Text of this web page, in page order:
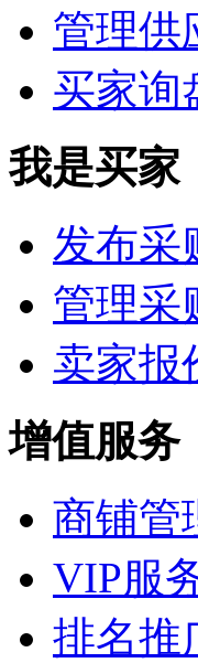
管理供
买家询
我是买家
发布采
管理采
卖家报
增值服务
商铺管
VIP服
排名推